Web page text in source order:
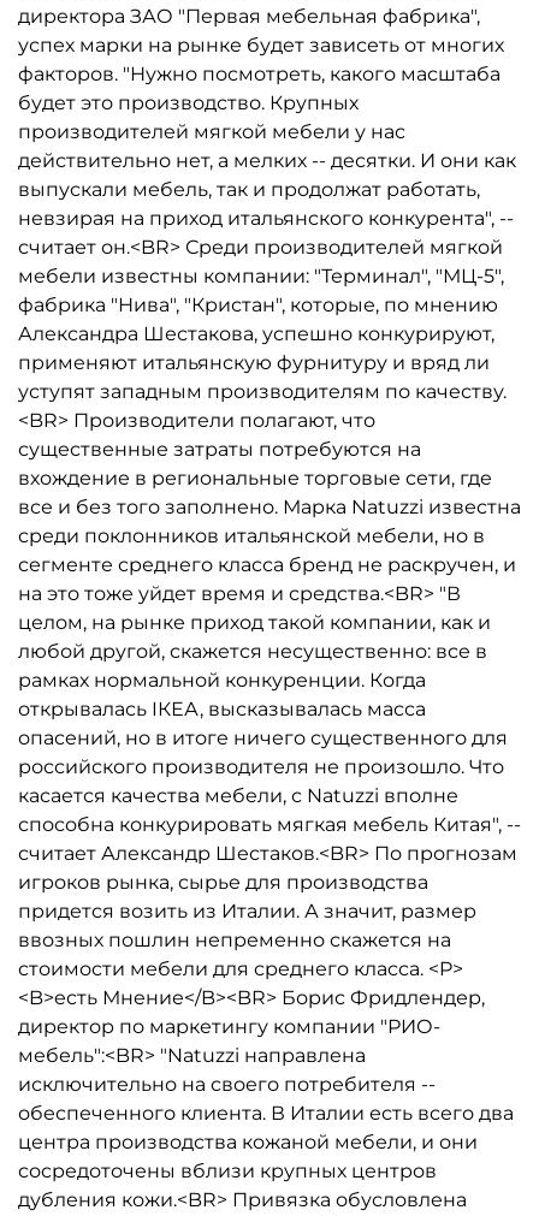
директора ЗАО "Первая мебельная фабрика",
успех марки на рынке будет зависеть от многих
факторов. "Нужно посмотреть, какого масштаба
будет это производство. Крупных
производителей мягкой мебели у нас
действительно нет, а мелких -- десятки. И они как
выпускали мебель, так и продолжат работать,
невзирая на приход итальянского конкурента", --
считает он.<BR> Среди производителей мягкой
мебели известны компании: "Терминал", "МЦ-5",
фабрика "Нива", "Кристан", которые, по мнению
Александра Шестакова, успешно конкурируют,
применяют итальянскую фурнитуру и вряд ли
уступят западным производителям по качеству.
<BR> Производители полагают, что
существенные затраты потребуются на
вхождение в региональные торговые сети, где
все и без того заполнено. Марка Natuzzi известна
среди поклонников итальянской мебели, но в
сегменте среднего класса бренд не раскручен, и
на это тоже уйдет время и средства.<BR> "В
целом, на рынке приход такой компании, как и
любой другой, скажется несущественно: все в
рамках нормальной конкуренции. Когда
открывалась IКЕА, высказывалась масса
опасений, но в итоге ничего существенного для
российского производителя не произошло. Что
касается качества мебели, с Natuzzi вполне
способна конкурировать мягкая мебель Китая", --
считает Александр Шестаков.<BR> По прогнозам
игроков рынка, сырье для производства
придется возить из Италии. А значит, размер
ввозных пошлин непременно скажется на
стоимости мебели для среднего класса. <P>
<B>есть Мнение</B><BR> Борис Фридлендер,
директор по маркетингу компании "РИО-
мебель":<BR> "Natuzzi направлена
исключительно на своего потребителя --
обеспеченного клиента. В Италии есть всего два
центра производства кожаной мебели, и они
сосредоточены вблизи крупных центров
дубления кожи.<BR> Привязка обусловлена